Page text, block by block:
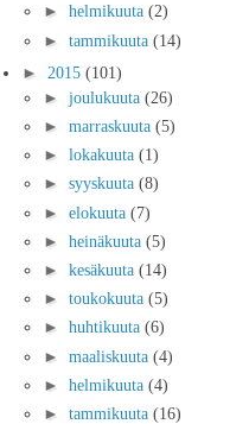
► helmikuuta (2)
► tammikuuta (14)
► 2015 (101)
► joulukuuta (26)
► marraskuuta (5)
► lokakuuta (1)
► syyskuuta (8)
► elokuuta (7)
► heinäkuuta (5)
► kesäkuuta (14)
► toukokuuta (5)
► huhtikuuta (6)
► maaliskuuta (4)
► helmikuuta (4)
► tammikuuta (16)